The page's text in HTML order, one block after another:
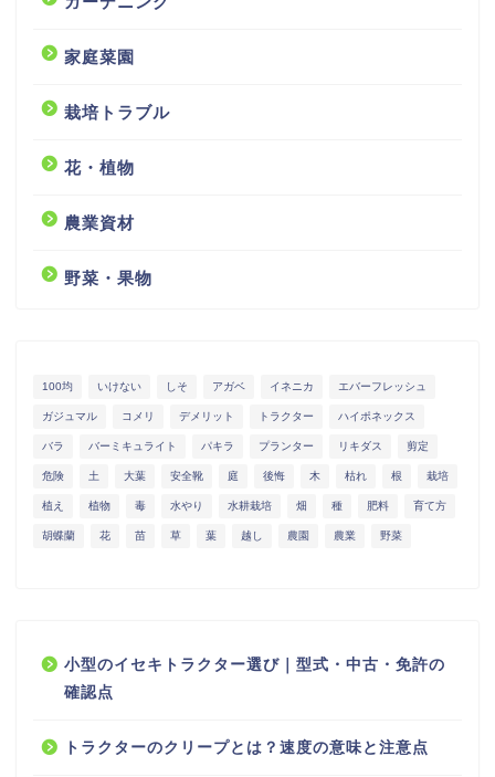
家庭菜園
栽培トラブル
花・植物
農業資材
野菜・果物
100均 いけない しそ アガベ イネニカ エバーフレッシュ
ガジュマル コメリ デメリット トラクター ハイポネックス
バラ バーミキュライト パキラ プランター リキダス 剪定
危険 土 大葉 安全靴 庭 後悔 木 枯れ 根 栽培
植え 植物 毒 水やり 水耕栽培 畑 種 肥料 育て方
胡蝶蘭 花 苗 草 葉 越し 農園 農業 野菜
小型のイセキトラクター選び｜型式・中古・免許の
確認点
トラクターのクリープとは？速度の意味と注意点